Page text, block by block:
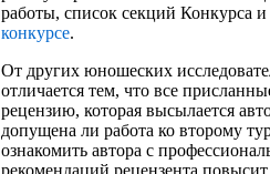
работы, список секций
конкурсе.
От других юношеских
отличается тем, что все
рецензию, которая высылается
допущена ли работа ко второму
ознакомить автора с
рекомендаций рецензента